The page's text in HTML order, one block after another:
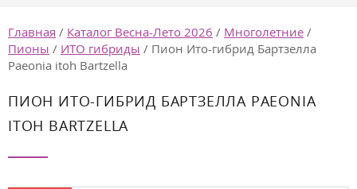
Главная / Каталог Весна-Лето 2026 / Многолетние /
Пионы / ИТО гибриды / Пион Ито-гибрид Бартзелла
Paeonia itoh Bartzella
ПИОН ИТО-ГИБРИД БАРТЗЕЛЛА PAEONIA
ITOH BARTZELLA